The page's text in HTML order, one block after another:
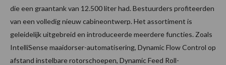
die een graantank van 12.500 liter had. Bestuurders profiteerden
van een volledig nieuw cabineontwerp. Het assortiment is
geleidelijk uitgebreid en introduceerde meerdere functies. Zoals
IntelliSense maaidorser-automatisering, Dynamic Flow Control op
afstand instelbare rotorschoepen, Dynamic Feed Roll-